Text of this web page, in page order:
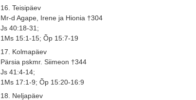
16. Teisipäev
Mr-d Agape, Irene ja Hionia †304
Js 40:18-31;
1Ms 15:1-15; Õp 15:7-19
17. Kolmapäev
Pärsia pskmr. Siimeon †344
Js 41:4-14;
1Ms 17:1-9; Õp 15:20-16:9
18. Neljapäev